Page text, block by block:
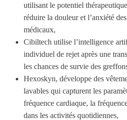
utilisant le potentiel
réduire la douleur et l’anxiété
médicaux,
Cibiltech utilise l’intelligence
individuel de rejet après une
les chances de survie des
Hexoskyn, développe des
lavables qui capturent les
fréquence cardiaque, la
dans les activités quotidiennes,